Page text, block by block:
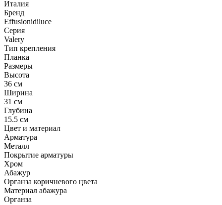
Италия
Бренд
Effusionidiluce
Серия
Valery
Тип крепления
Планка
Размеры
Высота
36 см
Ширина
31 см
Глубина
15.5 см
Цвет и материал
Арматура
Металл
Покрытие арматуры
Хром
Абажур
Органза коричневого цвета
Материал абажура
Органза